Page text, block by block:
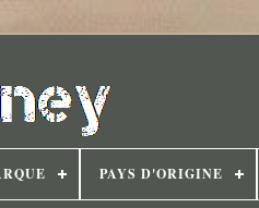
PAYS D'ORIGINE